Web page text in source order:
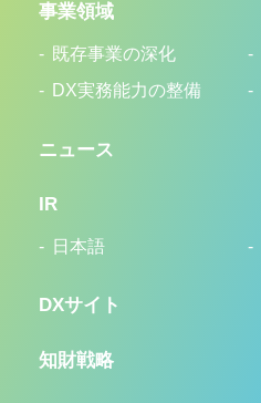
事業領域
既存事業の深化
DX実務能力の整備
ニュース
IR
日本語
DXサイト
知財戦略